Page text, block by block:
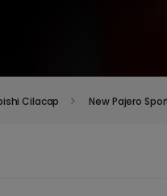
Cilacap New Pajero